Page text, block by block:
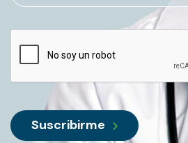
Suscribirme